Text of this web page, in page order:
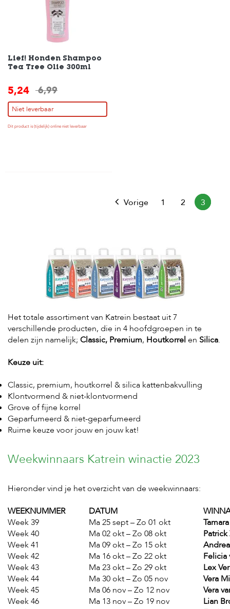
e
F
l
d
e
r
d
i
e
r
n
V
o
g
e
l
s
i
e
B
o
e
r
d
e
r
i
j
Lief! Honden Shampoo
Tea Tree Olie 300ml
6,99
5,24
Niet leverbaar
Dit product is (tijdelijk) online niet leverbaar
Vorige 1 2 3
Het totale assortiment van Katrein bestaat uit 7
verschillende producten, die in 4 hoofdgroepen in te
delen zijn namelijk; Classic, Premium, Houtkorrel en Silica.
Keuze uit:
Classic, premium, houtkorrel & silica kattenbakvulling
Klontvormend & niet-klontvormend
Grove of fijne korrel
Geparfumeerd & niet-geparfumeerd
Ruime keuze voor jouw en jouw kat!
Weekwinnaars Katrein winactie 2023
Hieronder vind je het overzicht van de weekwinnaars:
WEEKNUMMER
DATUM
Week 39
Ma 25 sept – Zo 01 okt
Week 40
Ma 02 okt – Zo 08 okt
Patrick
Week 41
Ma 09 okt – Zo 15 okt
Week 42
Ma 16 okt – Zo 22 okt
Felicia
Week 43
Ma 23 okt – Zo 29 okt
Lex
Week 44
Ma 30 okt – Zo 05 nov
Vera
Week 45
Ma 06 nov – Zo 12 nov
Vera
Week 46
Ma 13 nov – Zo 19 nov
Lian